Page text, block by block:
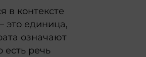
в контексте
это единица,
означают
есть речь